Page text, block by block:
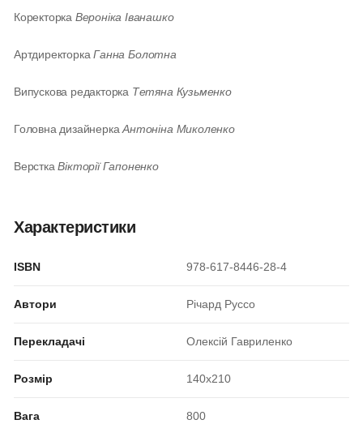
Коректорка Вероніка Іванашко
АртдиректоркаГанна Болотна
Випускова редакторка Тетяна Кузьменко
Головна дизайнеркаАнтоніна Миколенко
ВерсткаВікторії Гапоненко
Характеристики
ISBN 978-617-8446-28-4
Автори Річард Руссо
Перекладачі Олексій Гавриленко
Розмір 140x210
Вага 800